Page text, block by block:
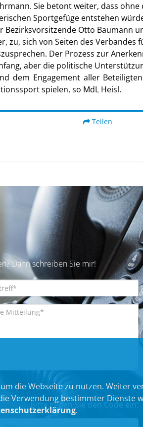
Sie betont weiter, dass ohne
Sportgefüge entstehen
Bezirksvorsitzende Otto Baumann
zu, sich von Seiten des Verbandes
Der Prozess zur
aber die politische
dem Engagement aller
spielen, so MdL Heisl.
Teilen
Dann schreiben Sie mir!
Bitte geben Sie den Code ein:
die Webseite zu nutzen. Weiter
Verwendung bestimmter Dienste
.